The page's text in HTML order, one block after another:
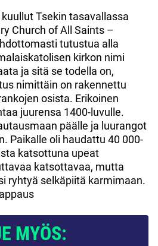
Tsekin tasavallassa
Church of All Saints –
tutustua alla
kirkon nimi
ja sitä se todella on,
nimittäin on rakennettu
osista. Erikoinen
juurensa 1400-luvulle.
päälle ja luurangot
Paikalle oli haudattu 40 000-
katsottuna upeat
katsottavaa, mutta
ryhtyä selkäpiitä karmimaan.
MYÖS: